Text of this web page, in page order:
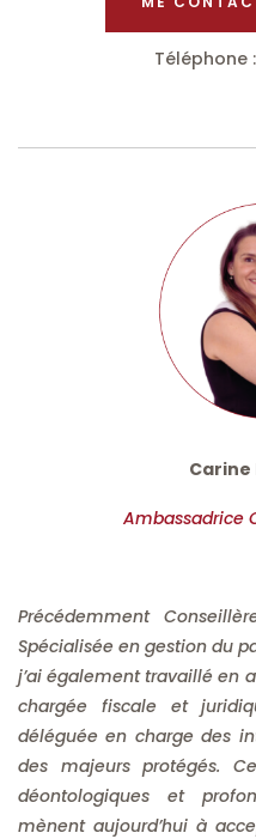
Téléphone
Carine
Ambassadrice
Précédemment
Spécialisée en gestion du
j’ai également travaillé en
chargée fiscale et
déléguée en charge des
des majeurs protégés.
déontologiques et
mènent aujourd’hui à